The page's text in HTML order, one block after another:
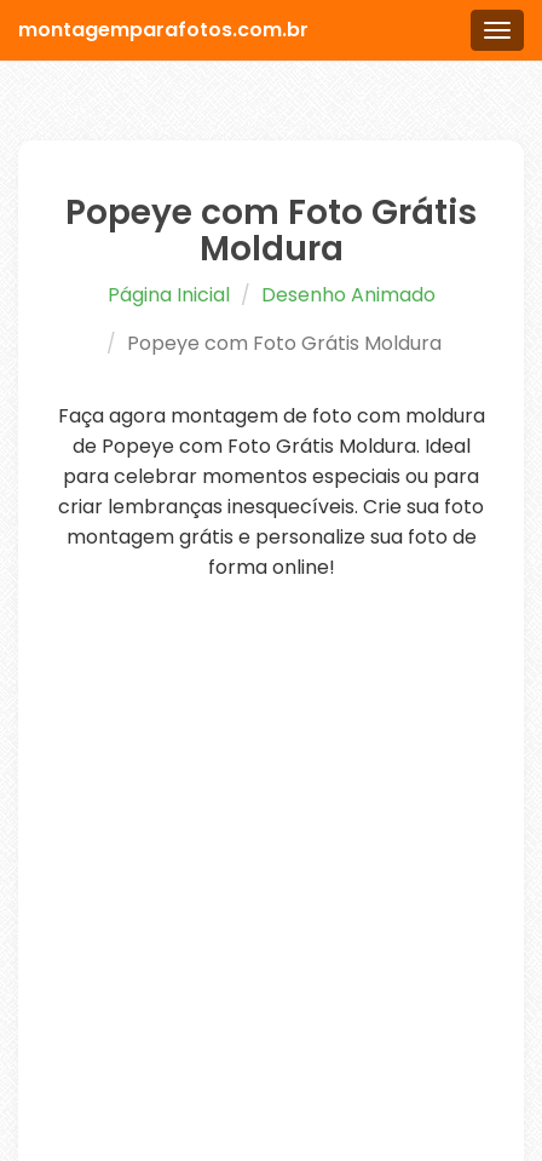
Menu
montagemparafotos.com.br
Popeye com Foto Grátis
Moldura
Página Inicial
Desenho Animado
Popeye com Foto Grátis Moldura
Faça agora montagem de foto com moldura
de Popeye com Foto Grátis Moldura. Ideal
para celebrar momentos especiais ou para
criar lembranças inesquecíveis. Crie sua foto
montagem grátis e personalize sua foto de
forma online!